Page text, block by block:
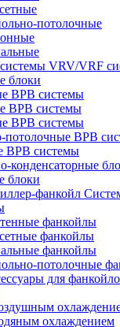
потолочные
VRV/VRF
блоки
ВРВ системы
ВРВ системы
ВРВ системы
потолочные ВРВ
ВРВ системы
блоки
фанкойлы
фанкойлы
фанкойлы
потолочные
для
охлаждением